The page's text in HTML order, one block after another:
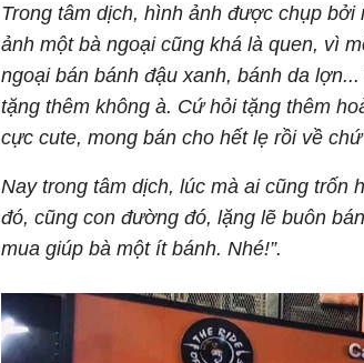
Trong tâm dịch, hình ảnh được chụp
ảnh một bà ngoại cũng khá là quen, vì
ngoại bán bánh đậu xanh, bánh da
tặng thêm không à. Cứ hỏi tặng thêm
cực cute, mong bán cho hết lẹ rồi về
Nay trong tâm dịch, lúc mà ai cũng trốn
đó, cũng con đường đó, lặng lẽ buôn
mua giúp bà một ít bánh. Nhé!”.